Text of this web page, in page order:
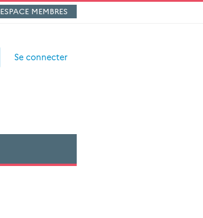
ESPACE MEMBRES
Se connecter